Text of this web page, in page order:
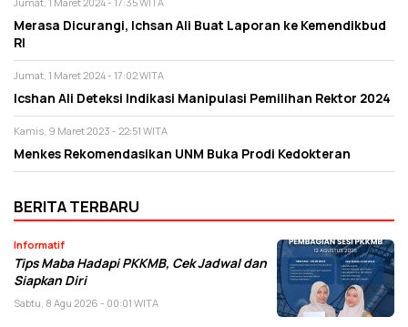
Merasa Dicurangi, Ichsan Ali Buat Laporan ke Kemendikbud
RI
Jumat, 1 Maret 2024 - 17:02 WITA
Icshan Ali Deteksi Indikasi Manipulasi Pemilihan Rektor 2024
Kamis, 9 Maret 2023 - 22:51 WITA
Menkes Rekomendasikan UNM Buka Prodi Kedokteran
BERITA TERBARU
Informatif
Tips Maba Hadapi PKKMB, Cek Jadwal dan
Siapkan Diri
Sabtu, 8 Agu 2026 - 00:01 WITA